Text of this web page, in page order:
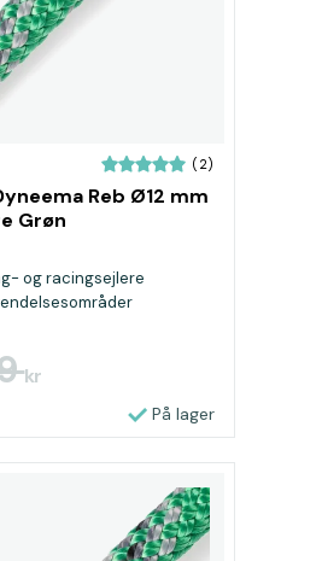
(2)
Reb Ø12 mm
Grøn
og racingsejlere
kr
På lager